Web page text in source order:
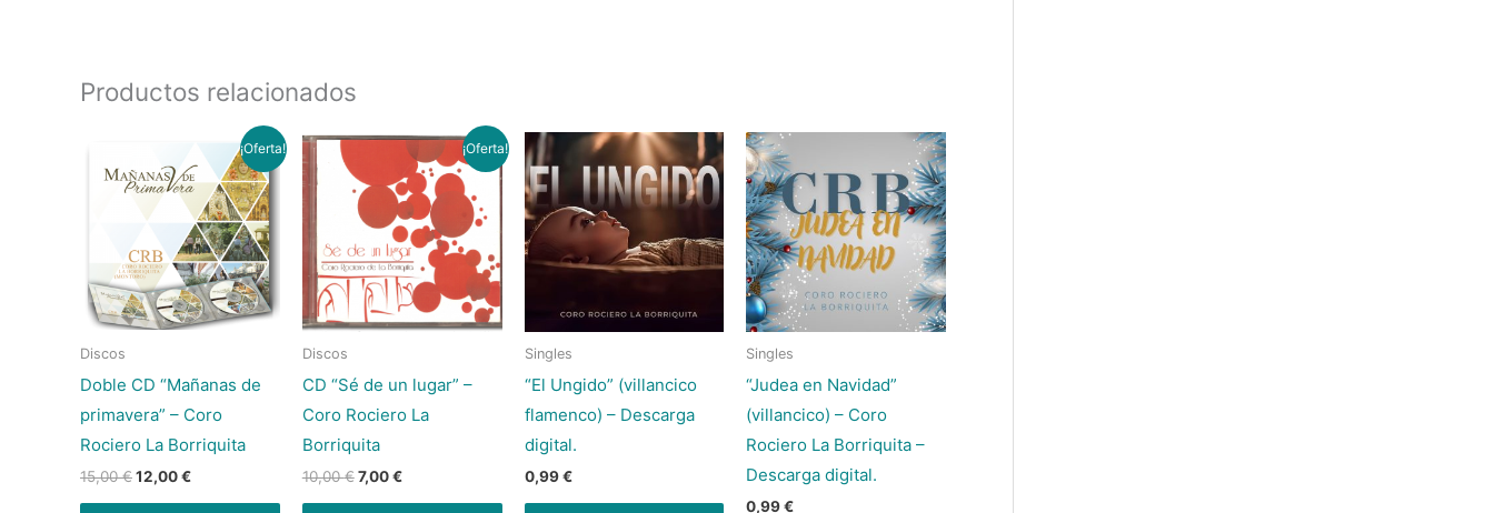
Productos relacionados
¡Oferta!
Discos
Doble CD “Mañanas de
primavera” – Coro
Rociero La Borriquita
15,00€
original
era:
15,00 €.
12,00€
precio
actual
es:
12,00 €.
¡Oferta!
Discos
CD “Sé de un lugar” –
Coro Rociero La
Borriquita
10,00€
El
original
era:
10,00 €.
7,00€
El
precio
actual
es:
7,00 €.
Singles
“El Ungido” (villancico
flamenco) – Descarga
digital.
0,99€
Singles
“Judea en Navidad”
(villancico) – Coro
Rociero La Borriquita –
Descarga digital.
0,99€